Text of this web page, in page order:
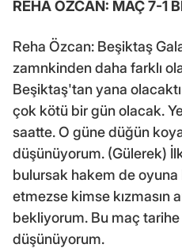
REHA ÖZCAN: MAÇ 7-1
Reha Özcan: Beşiktaş
zamnkinden daha farklı
Beşiktaş'tan yana
çok kötü bir gün olacak.
saatte. O güne düğün
düşünüyorum. (Gülerek)
bulursak hakem de
etmezse kimse kızmasın
bekliyorum. Bu maç
düşünüyorum.